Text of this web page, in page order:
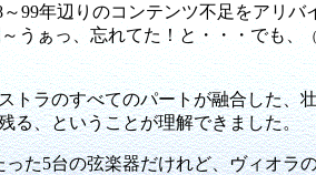
99年辺りのコンテンツ不足をアリバ
うぁっ、忘れてた！と・・・でも、
ラのすべてのパートが融合した、
る、ということが理解できました。
た5台の弦楽器だけれど、ヴィオラ